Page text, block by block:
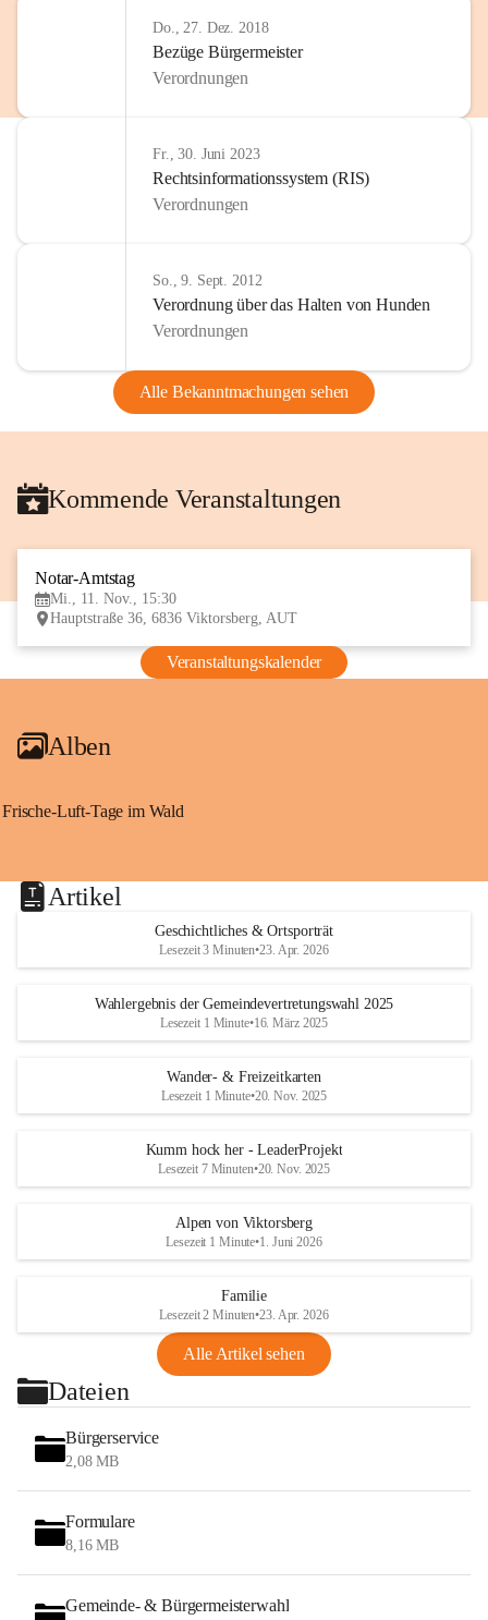
Do., 27. Dez. 2018
Bezüge Bürgermeister
Verordnungen
Fr., 30. Juni 2023
Rechtsinformationssystem (RIS)
Verordnungen
So., 9. Sept. 2012
Verordnung über das Halten von Hunden
Verordnungen
Alle Bekanntmachungen sehen
Kommende Veranstaltungen
Notar-Amtstag
Mi., 11. Nov., 15:30
Hauptstraße 36, 6836 Viktorsberg, AUT
Veranstaltungskalender
Alben
Frische-Luft-Tage im Wald
Artikel
Geschichtliches & Ortsporträt
Lesezeit 3 Minuten•23. Apr. 2026
Wahlergebnis der Gemeindevertretungswahl 2025
Lesezeit 1 Minute•16. März 2025
Wander- & Freizeitkarten
Lesezeit 1 Minute•20. Nov. 2025
Kumm hock her - LeaderProjekt
Lesezeit 7 Minuten•20. Nov. 2025
Alpen von Viktorsberg
Lesezeit 1 Minute•1. Juni 2026
Familie
Lesezeit 2 Minuten•23. Apr. 2026
Alle Artikel sehen
Dateien
Bürgerservice
2,08 MB
Formulare
8,16 MB
Gemeinde- & Bürgermeisterwahl